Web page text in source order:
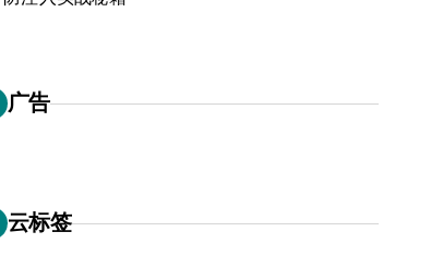
广告
云标签